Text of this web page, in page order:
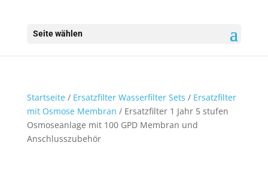
Seite wählen
Startseite/ Ersatzfilter Wasserfilter Sets / Ersatzfilter
mit Osmose Membran / Ersatzfilter 1 Jahr 5 stufen
Osmoseanlage mit 100 GPD Membran und
Anschlusszubehör